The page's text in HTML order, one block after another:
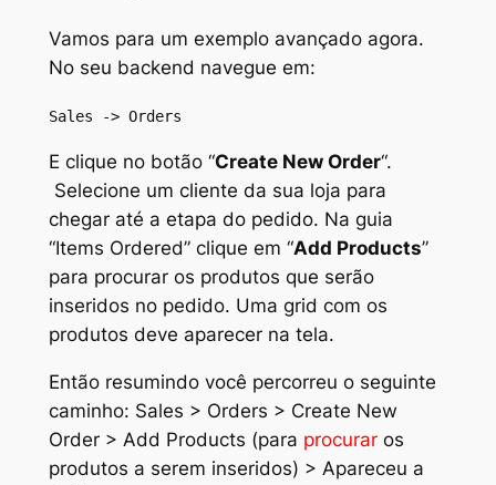
Vamos para um exemplo avançado agora.
No seu backend navegue em:
Sales -> Orders
E clique no botão “Create New Order“.
Selecione um cliente da sua loja para
chegar até a etapa do pedido. Na guia
“Items Ordered” clique em “Add Products”
para procurar os produtos que serão
inseridos no pedido. Uma grid com os
produtos deve aparecer na tela.
Então resumindo você percorreu o seguinte
caminho: Sales > Orders > Create New
Order > Add Products (para procuraros
produtos a serem inseridos) > Apareceu a